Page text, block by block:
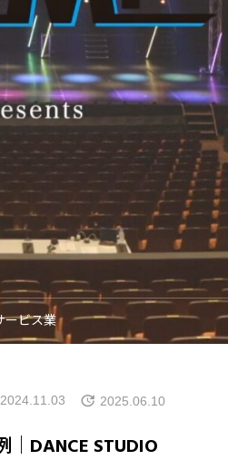
ービス業
2024.11.03 2025.06.10
DANCE STUDIO